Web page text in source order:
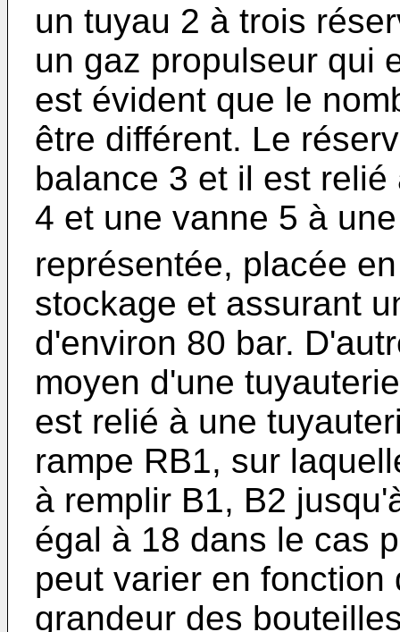
un tuyau 2 à trois
un gaz propulseur qui
est évident que le
être différent. Le
balance 3 et il est
4 et une vanne 5 à
représentée, placée
stockage et assurant
d'environ 80 bar.
moyen d'une
est relié à une
rampe RB1, sur
à remplir B1, B2
égal à 18 dans le cas
peut varier en
grandeur des